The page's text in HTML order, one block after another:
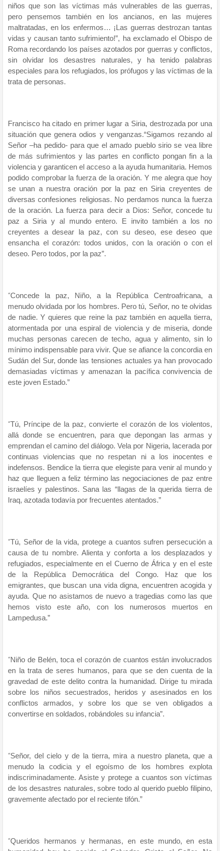
niños que son las víctimas más vulnerables de las guerras,
pero pensemos también en los ancianos, en las mujeres
maltratadas, en los enfermos… ¡Las guerras destrozan tantas
vidas y causan tanto sufrimiento!”, ha exclamado el Obispo de
Roma recordando los países azotados por guerras y conflictos,
sin olvidar los desastres naturales, y ha tenido palabras
especiales para los refugiados, los prófugos y las víctimas de la
trata de personas.
Francisco ha citado en primer lugar a Siria, destrozada por una
situación que genera odios y venganzas.“Sigamos rezando al
Señor –ha pedido- para que el amado pueblo sirio se vea libre
de más sufrimientos y las partes en conflicto pongan fin a la
violencia y garanticen el acceso a la ayuda humanitaria. Hemos
podido comprobar la fuerza de la oración. Y me alegra que hoy
se unan a nuestra oración por la paz en Siria creyentes de
diversas confesiones religiosas. No perdamos nunca la fuerza
de la oración. La fuerza para decir a Dios: Señor, concede tu
paz a Siria y al mundo entero. E invito también a los no
creyentes a desear la paz, con su deseo, ese deseo que
ensancha el corazón: todos unidos, con la oración o con el
deseo. Pero todos, por la paz”.
“Concede la paz, Niño, a la República Centroafricana, a
menudo olvidada por los hombres. Pero tú, Señor, no te olvidas
de nadie. Y quieres que reine la paz también en aquella tierra,
atormentada por una espiral de violencia y de miseria, donde
muchas personas carecen de techo, agua y alimento, sin lo
mínimo indispensable para vivir. Que se afiance la concordia en
Sudán del Sur, donde las tensiones actuales ya han provocado
demasiadas víctimas y amenazan la pacífica convivencia de
este joven Estado.”
“Tú, Príncipe de la paz, convierte el corazón de los violentos,
allá donde se encuentren, para que depongan las armas y
emprendan el camino del diálogo. Vela por Nigeria, lacerada por
continuas violencias que no respetan ni a los inocentes e
indefensos. Bendice la tierra que elegiste para venir al mundo y
haz que lleguen a feliz término las negociaciones de paz entre
israelíes y palestinos. Sana las “llagas de la querida tierra de
Iraq, azotada todavía por frecuentes atentados.”
“Tú, Señor de la vida, protege a cuantos sufren persecución a
causa de tu nombre. Alienta y conforta a los desplazados y
refugiados, especialmente en el Cuerno de África y en el este
de la República Democrática del Congo. Haz que los
emigrantes, que buscan una vida digna, encuentren acogida y
ayuda. Que no asistamos de nuevo a tragedias como las que
hemos visto este año, con los numerosos muertos en
Lampedusa.”
“Niño de Belén, toca el corazón de cuantos están involucrados
en la trata de seres humanos, para que se den cuenta de la
gravedad de este delito contra la humanidad. Dirige tu mirada
sobre los niños secuestrados, heridos y asesinados en los
conflictos armados, y sobre los que se ven obligados a
convertirse en soldados, robándoles su infancia”.
“Señor, del cielo y de la tierra, mira a nuestro planeta, que a
menudo la codicia y el egoísmo de los hombres explota
indiscriminadamente. Asiste y protege a cuantos son víctimas
de los desastres naturales, sobre todo al querido pueblo filipino,
gravemente afectado por el reciente tifón.”
“Queridos hermanos y hermanas, en este mundo, en esta